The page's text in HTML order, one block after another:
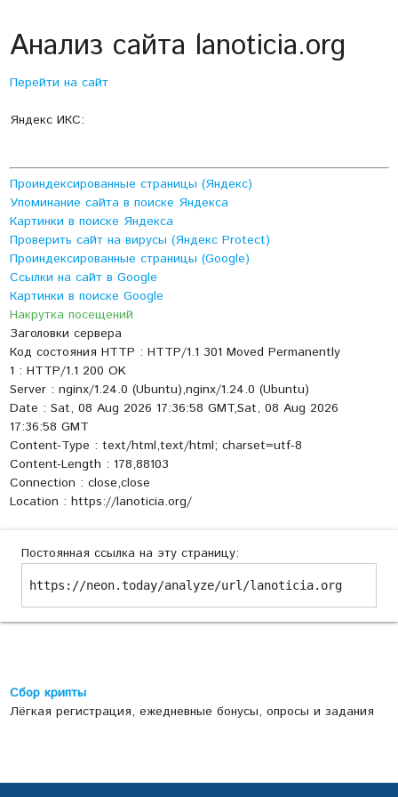
Анализ сайта lanoticia.org
Перейти на сайт
Яндекс ИКС:
Проиндексированные страницы (Яндекс)
Упоминание сайта в поиске Яндекса
Картинки в поиске Яндекса
Проверить сайт на вирусы (Яндекс Protect)
Проиндексированные страницы (Google)
Ссылки на сайт в Google
Картинки в поиске Google
Накрутка посещений
Заголовки сервера
Код состояния HTTP : HTTP/1.1 301 Moved Permanently
1 : HTTP/1.1 200 OK
Server : nginx/1.24.0 (Ubuntu),nginx/1.24.0 (Ubuntu)
Date : Sat, 08 Aug 2026 17:36:58 GMT,Sat, 08 Aug 2026
17:36:58 GMT
Content-Type : text/html,text/html; charset=utf-8
Content-Length : 178,88103
Connection : close,close
Location : https://lanoticia.org/
Постоянная ссылка на эту страницу:
https://neon.today/analyze/url/lanoticia.org
Сбор крипты
Лёгкая регистрация, ежедневные бонусы, опросы и задания